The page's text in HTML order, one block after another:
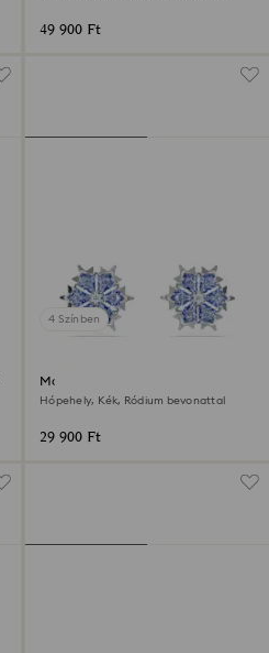
49 900 Ft
4 Színben
Magic bedugós fülbevaló
Hópehely, Kék, Ródium bevonattal
29 900 Ft